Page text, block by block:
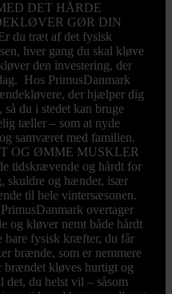
DET HÅRDE
GØR DIN
du træt af det fysisk
hver gang du skal kløve
den investering, der
Hos PrimusDanmark
der hjælper dig
så du i stedet kan bruge
tæller – som at nyde
samværet med familien.
OG ØMME MUSKLER
tidskrævende og hårdt for
skuldre og hænder, især
til hele vintersæsonen.
overtager
og kløver nemt både hårdt
bare fysisk kræfter, du får
brænde, som er nemmere
brændet kløves hurtigt og
du helst vil – såsom